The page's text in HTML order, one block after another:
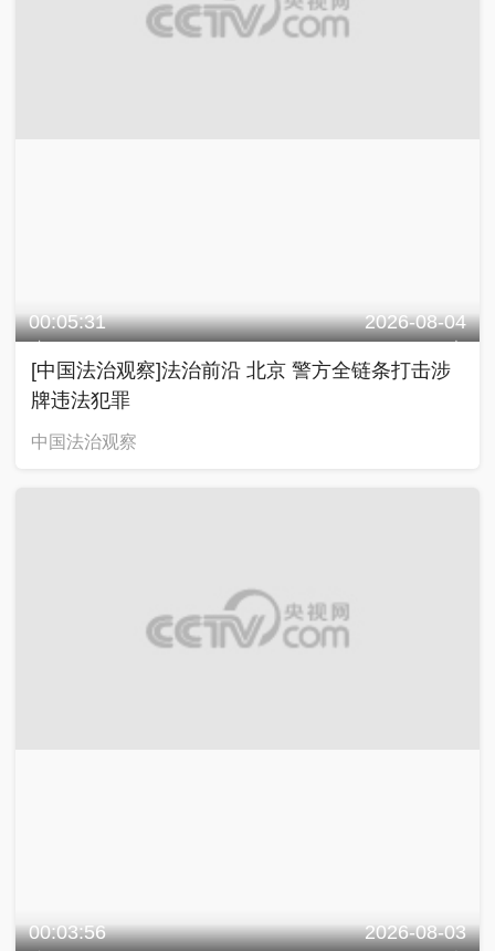
00:05:31 2026-08-04
[中国法治观察]法治前沿 北京 警方全链条打击涉
牌违法犯罪
中国法治观察
00:03:56 2026-08-03